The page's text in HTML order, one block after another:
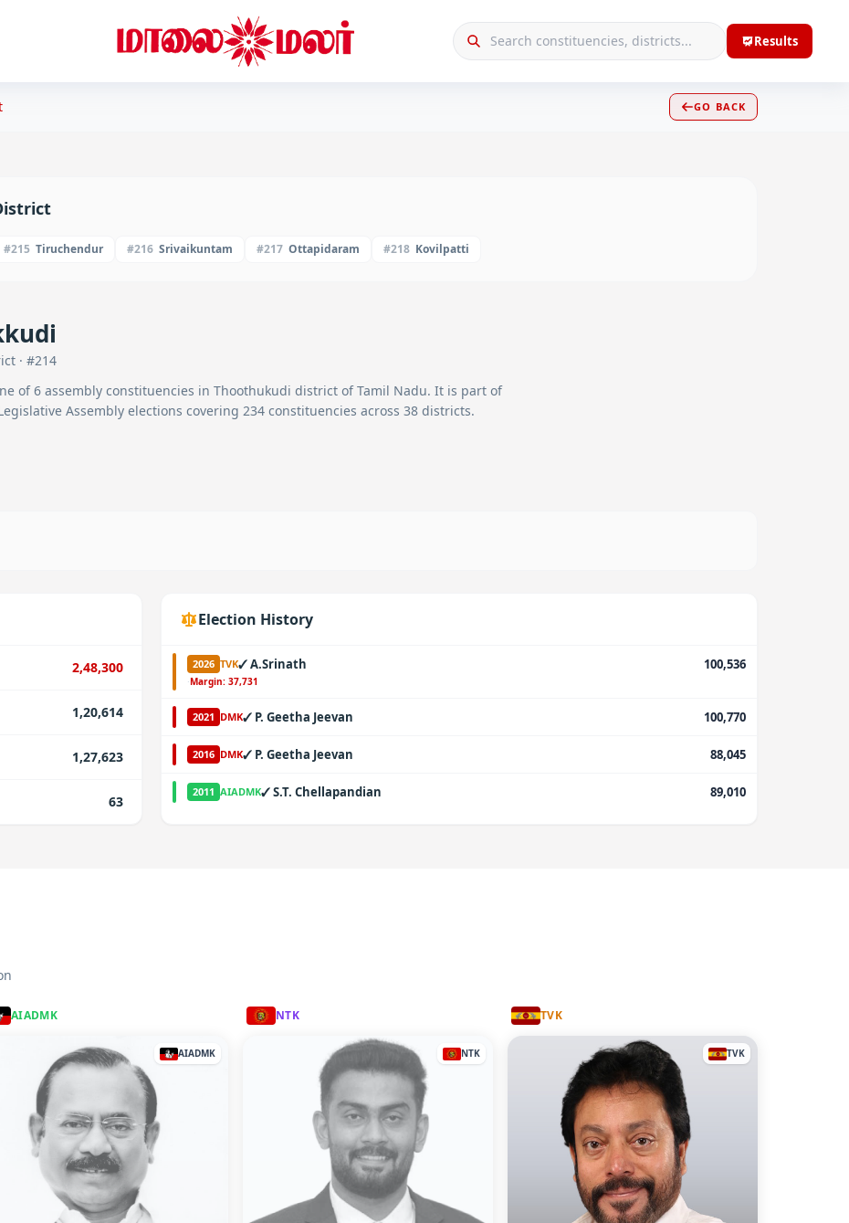
Results
GO BACK
#215 Tiruchendur #216 Srivaikuntam #217 Ottapidaram #218 Kovilpatti
· #214
of6 assembly constituencies in Thoothukudi district of Tamil Nadu. It is part of
Assembly elections covering 234 constituencies across 38 districts.
2,48,300
1,20,614
1,27,623
63
Election History
2026 TVK✓A.Srinath 100,536
·Margin: 37,731
2021 DMK✓ P. Geetha Jeevan 100,770
2016 DMK✓ P. Geetha Jeevan 88,045
2011 AIADMK✓S.T. Chellapandian 89,010
AIADMK
AIADMK
NTK
NTK
TVK
TVK